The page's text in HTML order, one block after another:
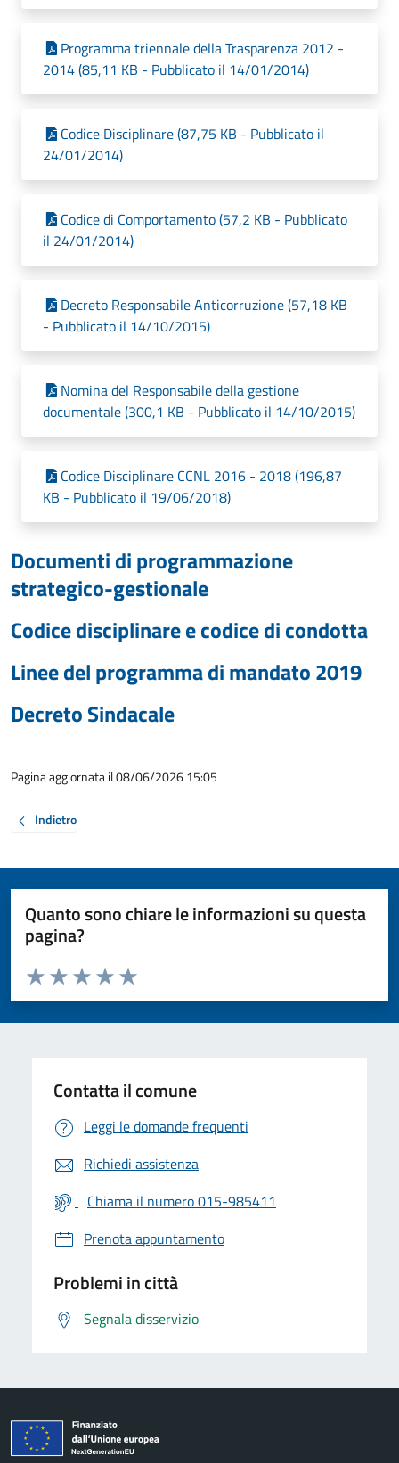
Programma triennale della Trasparenza 2012 -
2014 (85,11 KB - Pubblicato il 14/01/2014)
Codice Disciplinare (87,75 KB - Pubblicato il
24/01/2014)
Codice di Comportamento (57,2 KB - Pubblicato
il 24/01/2014)
Decreto Responsabile Anticorruzione (57,18 KB
- Pubblicato il 14/10/2015)
Nomina del Responsabile della gestione
documentale (300,1 KB - Pubblicato il 14/10/2015)
Codice Disciplinare CCNL 2016 - 2018 (196,87
KB - Pubblicato il 19/06/2018)
Documenti di programmazione
strategico-gestionale
Codice disciplinare e codice di condotta
Linee del programma di mandato 2019
Decreto Sindacale
Pagina aggiornata il 08/06/2026 15:05
Indietro
Quanto sono chiare le informazioni su questa
pagina?
Valuta da 1 a 5 stelle la pagina
Valuta 5 stelle su 5
Valuta 4 stelle su 5
Valuta 3 stelle su 5
Valuta 2 stelle su 5
Valuta 1 stelle su 5
Contatta il comune
Leggi le domande frequenti
Richiedi assistenza
Chiama il numero 015-985411
Prenota appuntamento
Problemi in città
Segnala disservizio